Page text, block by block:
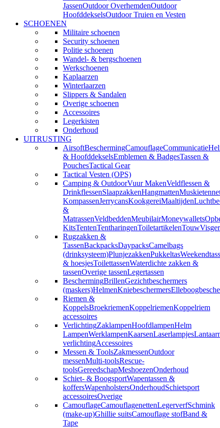
JassenOutdoor OverhemdenOutdoor
HoofddekselsOutdoor Truien en Vesten
SCHOENEN
Militaire schoenen
Security schoenen
Politie schoenen
Wandel- & bergschoenen
Werkschoenen
Kaplaarzen
Winterlaarzen
Slippers & Sandalen
Overige schoenen
Accessoires
Legerkisten
Onderhoud
UITRUSTING
AirsoftBeschermingCamouflageCommunicatie
& HoofddekselsEmblemen & BadgesTassen &
PouchesTactical Gear
Tactical Vesten (OPS)
Camping & OutdoorVuur MakenVeldflessen &
DrinkflessenSlaapzakkenHangmatten
KompassenJerrycansKookgereiMaaltijden
&
MatrassenVeldbeddenMeubilairMoneywallets
KitsTentenTentharingenToiletartikelenTouw
Rugzakken &
TassenBackpacksDaypacksCamelbags
(drinksysteem)PlunjezakkenPukkeltas
& hoesjesToilettassenWaterdichte zakken &
tassenOverige tassenLegertassen
BeschermingBrillenGezichtbeschermers
(maskers)HelmenKniebeschermers
Riemen &
KoppelsBroekriemenKoppelriemenKoppelriem
accessoires
VerlichtingZaklampenHoofdlampenHelm
LampenWerklampenKaarsenLaserlampjes
verlichtingAccessoires
Messen & ToolsZakmessenOutdoor
messenMulti-toolsRescue-
toolsGereedschapMeshoezenOnderhoud
Schiet- & BoogsportWapentassen &
koffersWapenholstersOnderhoudSchietsport
accessoiresOverige
CamouflageCamouflagenettenLegerverfSchmink
(make-up)Ghillie suitsCamouflage stofBand &
Tape